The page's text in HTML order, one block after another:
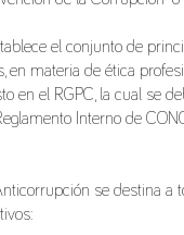
el conjunto de
en materia de ética
en el RGPC, la cual se
Interno de
se destina